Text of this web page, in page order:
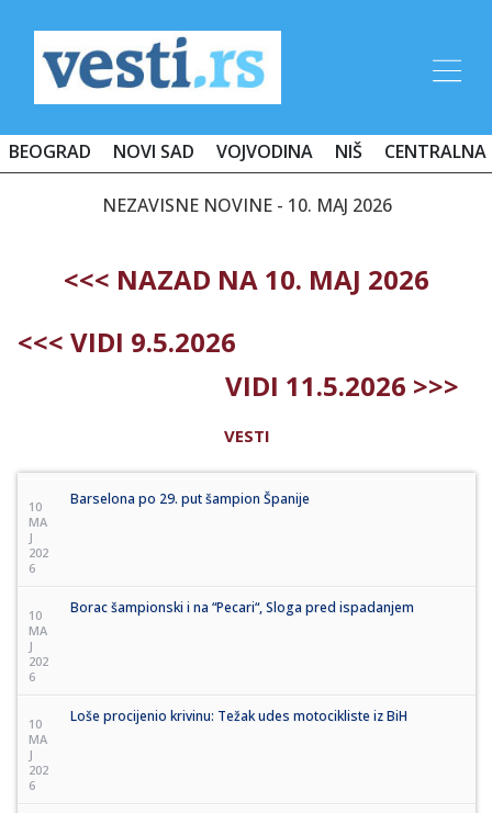
BEOGRAD NOVI SAD VOJVODINA NIŠ CENTRALNA
NEZAVISNE NOVINE - 10. MAJ 2026
<<< NAZAD NA 10. MAJ 2026
<<< VIDI 9.5.2026
VIDI 11.5.2026 >>>
VESTI
10
MA
J
202
6
Barselona po 29. put šampion Španije
10
MA
J
202
6
Borac šampionski i na “Pecari“, Sloga pred ispadanjem
10
MA
J
202
6
Loše procijenio krivinu: Težak udes motocikliste iz BiH